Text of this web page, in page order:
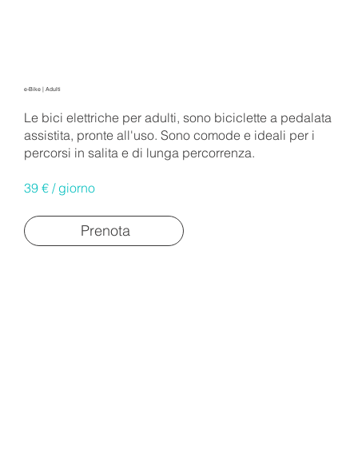
e-Bike | Adulti
Le bici elettriche per adulti, sono biciclette a pedalata
assistita, pronte all'uso. Sono comode e ideali per i
percorsi in salita e di lunga percorrenza.
39 € / giorno
Prenota